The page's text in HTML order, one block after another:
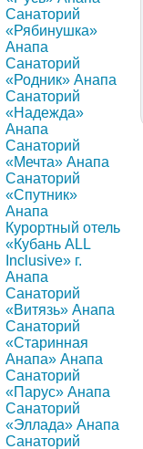
Санаторий
«Рябинушка»
Анапа
Санаторий
«Родник» Анапа
Санаторий
«Надежда»
Анапа
Санаторий
«Мечта» Анапа
Санаторий
«Спутник»
Анапа
Курортный отель
«Кубань ALL
Inclusive» г.
Анапа
Санаторий
«Витязь» Анапа
Санаторий
«Старинная
Анапа» Анапа
Санаторий
«Парус» Анапа
Санаторий
«Эллада» Анапа
Санаторий